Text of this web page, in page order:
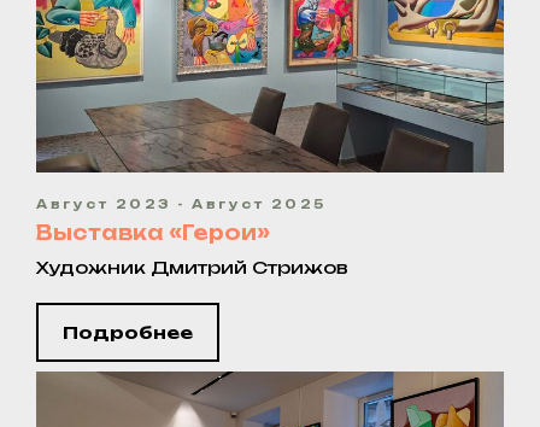
Август 2023 - Август 2025
Выставка «Герои»
Художник Дмитрий Стрижов
Подробнее